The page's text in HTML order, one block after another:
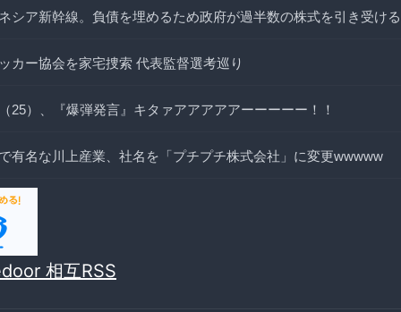
シア新幹線。負債を埋めるため政府が過半数の株式を引き受ける
カー協会を家宅捜索 代表監督選考巡り
25）、『爆弾発言』キタァアアアアアーーーーー！！
有名な川上産業、社名を「プチプチ株式会社」に変更wwwww
相互RSS